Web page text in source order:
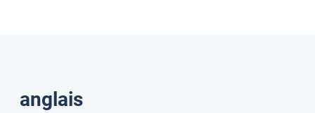
Traductions
anglais